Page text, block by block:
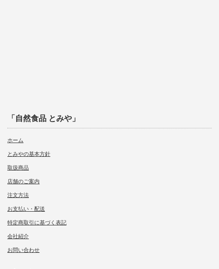
「自然食品 とみや」
ホーム
とみやの基本方針
取扱商品
店舗のご案内
注文方法
お支払い・配送
特定商取引に基づく表記
会社紹介
お問い合わせ